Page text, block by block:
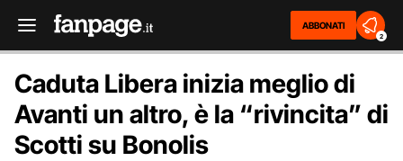
ABBONATI
2
Caduta Libera inizia meglio di
Avanti un altro, è la “rivincita” di
Scotti su Bonolis